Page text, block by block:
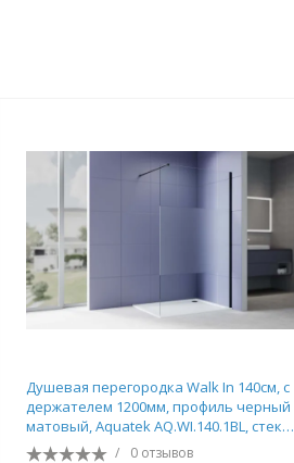
Душевая перегородка Walk In 140см, с
держателем 1200мм, профиль черный
матовый, Aquatek AQ.WI.140.1BL, стекло
прозрачное+матовое, закаленное
/ 0 отзывов